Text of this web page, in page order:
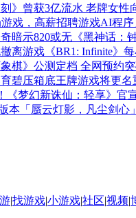
》曾获3亿流水 老牌女性
游戏，高薪招聘游戏AI程序
暗示820或无《黑神话：
离游戏《BR1: Infinite》
棋》公测定档 全网预约
碧压箱底王牌游戏将更
《梦幻新诛仙：轻享》官
版本「蜃云灯影，凡尘剑心
|找游戏|小游戏|社区|视频|